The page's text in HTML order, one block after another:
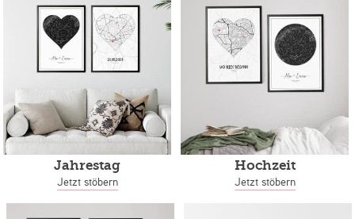
Jahrestag
Jetzt stöbern
Hochzeit
Jetzt stöbern